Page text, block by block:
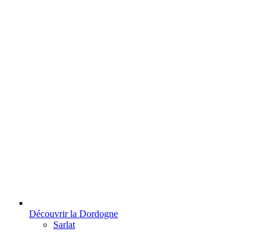
Découvrir la Dordogne
Sarlat